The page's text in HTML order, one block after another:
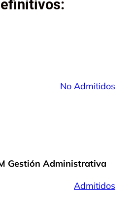
No Admitidos
Gestión Administrativa
Admitidos